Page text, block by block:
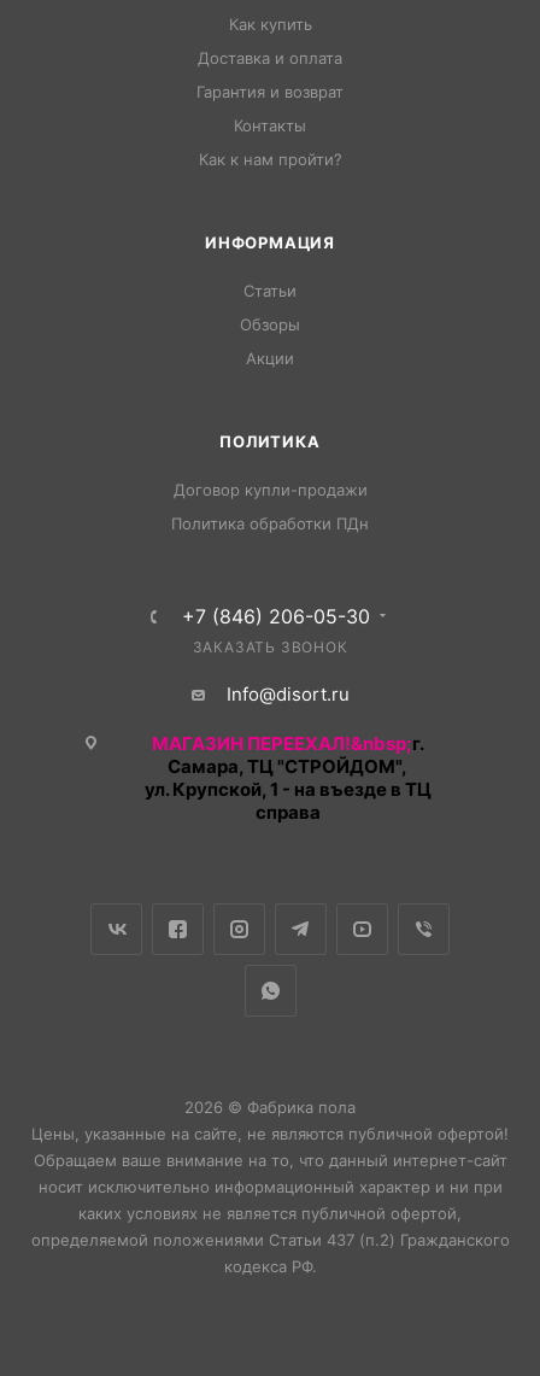
Как купить
Доставка и оплата
Гарантия и возврат
Контакты
Как к нам пройти?
ИНФОРМАЦИЯ
Статьи
Обзоры
Акции
ПОЛИТИКА
Договор купли-продажи
Политика обработки ПДн
+7 (846) 206-05-30
ЗАКАЗАТЬ ЗВОНОК
Info@disort.ru
МАГАЗИН ПЕРЕЕХАЛ!&nbsp;г.
Самара, ТЦ "СТРОЙДОМ",
ул. Крупской, 1 - на въезде в ТЦ
справа
2026 © Фабрика пола
Цены, указанные на сайте, не являются публичной офертой!
Обращаем ваше внимание на то, что данный интернет-сайт
носит исключительно информационный характер и ни при
каких условиях не является публичной офертой,
определяемой положениями Статьи 437 (п.2) Гражданского
кодекса РФ.